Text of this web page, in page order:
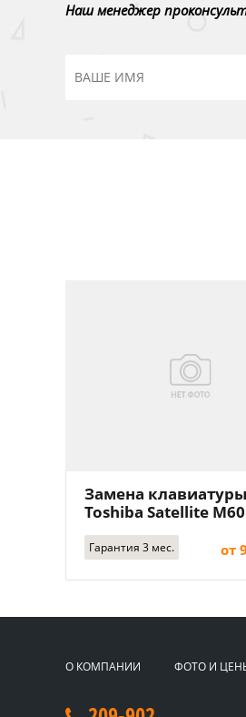
Наш менеджер
Замена клавиатуры
Toshiba Satellite M60
Гарантия 3 мес. от
О КОМПАНИИ ФОТО И